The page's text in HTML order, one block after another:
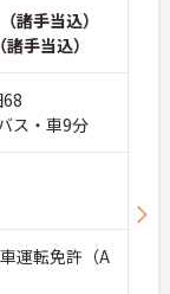
諸手当込）
手当込）
ス・車9分
運転免許（A